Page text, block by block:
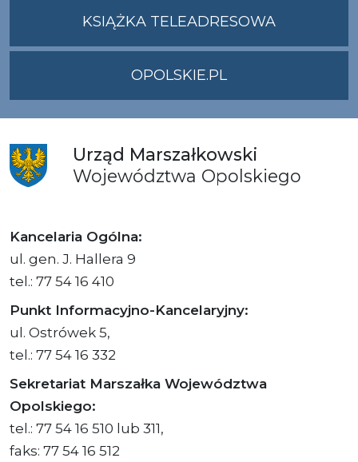
KSIĄŻKA TELEADRESOWA
OPOLSKIE.PL
Urząd Marszałkowski
Województwa Opolskiego
Kancelaria Ogólna:
ul. gen. J. Hallera 9
tel.: 77 54 16 410
Punkt Informacyjno-Kancelaryjny:
ul. Ostrówek 5,
tel.: 77 54 16 332
Sekretariat Marszałka Województwa
Opolskiego:
tel.: 77 54 16 510 lub 311,
faks: 77 54 16 512